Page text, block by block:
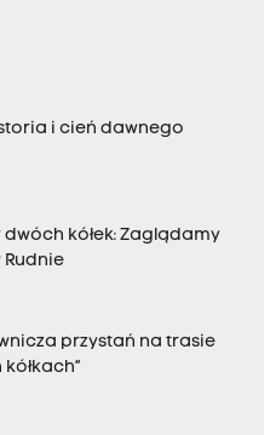
i cień dawnego
kółek: Zaglądamy
Rudnie
przystań na trasie